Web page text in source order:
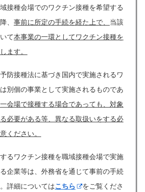
接種会場でのワクチン接種を希望する
、 事前に所定の手続を経た上で、 当該
て本事業の一環としてワクチン接種を
ます。
防接種法に基づき国内で実施されるワ
別個の事業として実施されるものであ
会場で接種する場合であっても、対象
必要がある等、異なる取扱いをする必
ください。
るワクチン接種を職域接種会場で実施
企業等は、外務省を通じて事前の手続
詳細についてはこちら
をご覧くださ